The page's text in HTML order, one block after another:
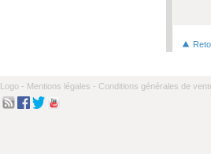
Logo - Mentions légales - Conditions générales de